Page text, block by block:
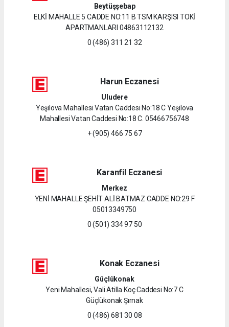
Beytüşşebap
ELKİ MAHALLE 5 CADDE NO:11 B TSM KARŞISI TOKİ
APARTMANLARI 04863112132
0 (486) 311 21 32
Harun Eczanesi
Uludere
Yeşilova Mahallesi Vatan Caddesi No:18 C Yeşilova
Mahallesi Vatan Caddesi No:18 C. 05466756748
+ (905) 466 75 67
Karanfil Eczanesi
Merkez
YENİ MAHALLE ŞEHİT ALİ BATMAZ CADDE NO:29 F
05013349750
0 (501) 334 97 50
Konak Eczanesi
Güçlükonak
Yeni Mahallesi, Vali Atilla Koç Caddesi No:7 C
Güçlükonak Şırnak
0 (486) 681 30 08